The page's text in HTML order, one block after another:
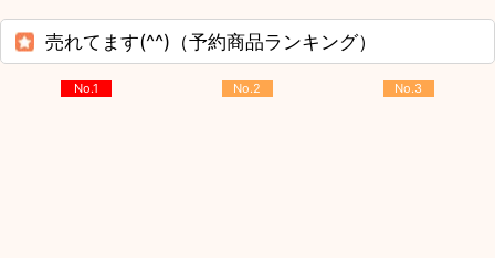
売れてます(^^)（予約商品ランキング）
No.1 No.2 No.3